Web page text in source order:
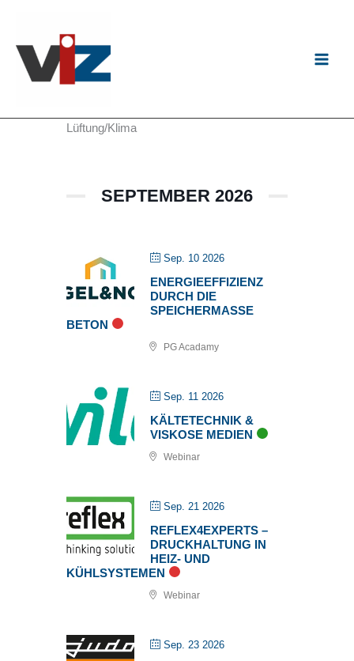
springen
Lüftung/Klima
SEPTEMBER 2026
Sep. 10 2026
ENERGIEEFFIZIENZ
DURCH DIE
SPEICHERMASSE
BETON
PG Acadamy
Sep. 11 2026
KÄLTETECHNIK &
VISKOSE MEDIEN
Webinar
Sep. 21 2026
REFLEX4EXPERTS –
DRUCKHALTUNG IN
HEIZ- UND
KÜHLSYSTEMEN
Webinar
Sep. 23 2026